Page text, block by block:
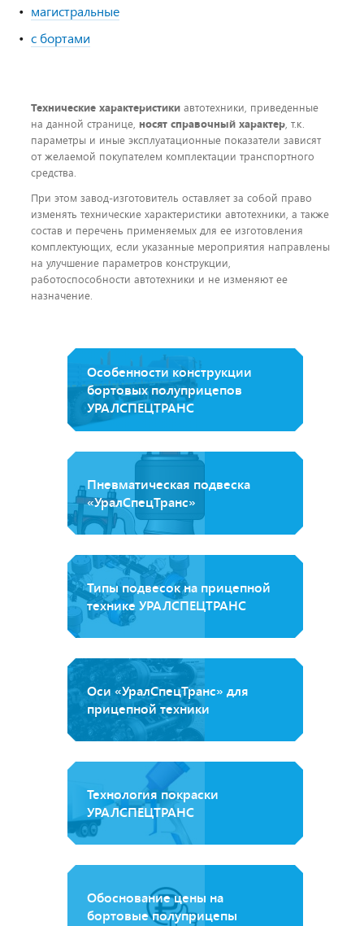
магистральные
с бортами
Технические характеристики автотехники, приведенные
на данной странице, носят справочный характер, т.к.
параметры и иные эксплуатационные показатели зависят
от желаемой покупателем комплектации транспортного
средства.
При этом завод-изготовитель оставляет за собой право
изменять технические характеристики автотехники, а также
состав и перечень применяемых для ее изготовления
комплектующих, если указанные мероприятия направлены
на улучшение параметров конструкции,
работоспособности автотехники и не изменяют ее
назначение.
Особенности конструкции
бортовых полуприцепов
УРАЛСПЕЦТРАНС
Пневматическая подвеска
«УралСпецТранс»
Типы подвесок на прицепной
технике УРАЛСПЕЦТРАНС
Оси «УралСпецТранс» для
прицепной техники
Технология покраски
УРАЛСПЕЦТРАНС
Обоснование цены на
бортовые полуприцепы